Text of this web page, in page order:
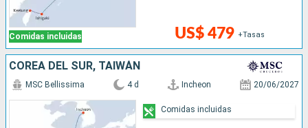
Comidas incluidas US$ 479 +Tasas
COREA DEL SUR, TAIWÁN
MSC Bellissima 4 d Incheon 20/06/2027
Comidas incluidas